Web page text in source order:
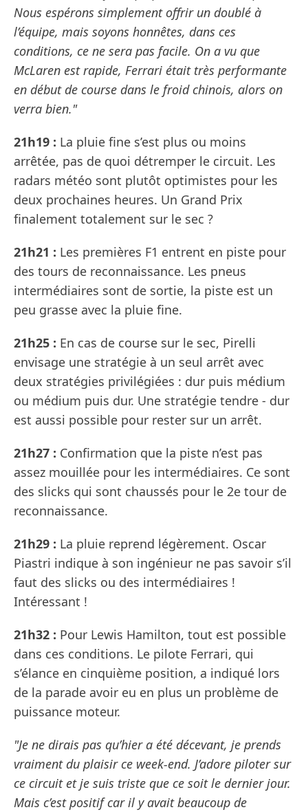
Nous espérons simplement offrir un doublé à
l’équipe, mais soyons honnêtes, dans ces
conditions, ce ne sera pas facile. On a vu que
McLaren est rapide, Ferrari était très performante
en début de course dans le froid chinois, alors on
verra bien."
21h19 : La pluie fine s’est plus ou moins
arrêtée, pas de quoi détremper le circuit. Les
radars météo sont plutôt optimistes pour les
deux prochaines heures. Un Grand Prix
finalement totalement sur le sec ?
21h21 : Les premières F1 entrent en piste pour
des tours de reconnaissance. Les pneus
intermédiaires sont de sortie, la piste est un
peu grasse avec la pluie fine.
21h25 : En cas de course sur le sec, Pirelli
envisage une stratégie à un seul arrêt avec
deux stratégies privilégiées : dur puis médium
ou médium puis dur. Une stratégie tendre - dur
est aussi possible pour rester sur un arrêt.
21h27 : Confirmation que la piste n’est pas
assez mouillée pour les intermédiaires. Ce sont
des slicks qui sont chaussés pour le 2e tour de
reconnaissance.
21h29 : La pluie reprend légèrement. Oscar
Piastri indique à son ingénieur ne pas savoir s’il
faut des slicks ou des intermédiaires !
Intéressant !
21h32 : Pour Lewis Hamilton, tout est possible
dans ces conditions. Le pilote Ferrari, qui
s’élance en cinquième position, a indiqué lors
de la parade avoir eu en plus un problème de
puissance moteur.
"Je ne dirais pas qu’hier a été décevant, je prends
vraiment du plaisir ce week-end. J’adore piloter sur
ce circuit et je suis triste que ce soit le dernier jour.
Mais c’est positif car il y avait beaucoup de